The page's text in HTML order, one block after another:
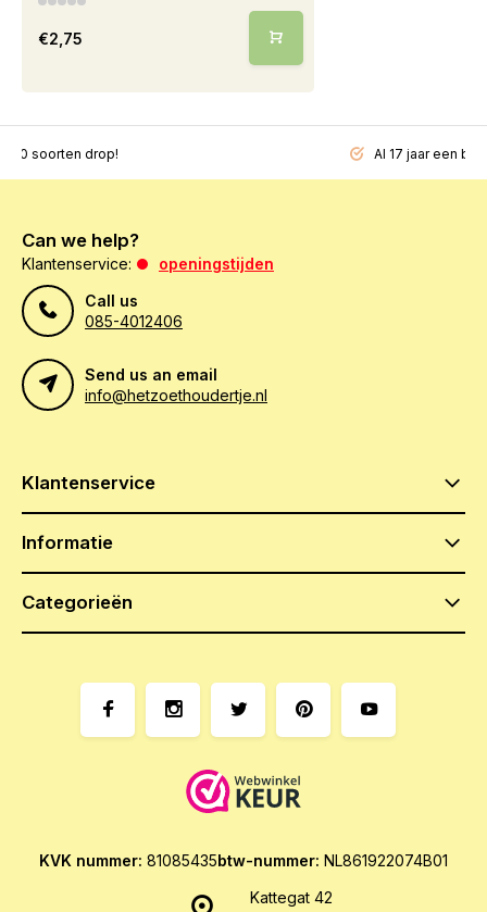
€2,75
soorten drop! Al 17 jaar een
Can we help?
Klantenservice:
openingstijden
Call us
085-4012406
Send us an email
info@hetzoethoudertje.nl
Klantenservice
Informatie
Categorieën
Kattegat 42
KVK nummer: 81085435btw-nummer: NL861922074B01